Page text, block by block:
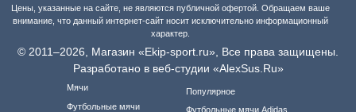
Цены, указанные на сайте, не являются публичной офертой. Обращаем ваше
внимание, что данный интернет-сайт носит исключительно информационный
характер.
© 2011–2026, Магазин «Ekip-sport.ru», Все права защищены.
Разработано в веб-студии «AlexSus.Ru»
Мячи
Футбольные мячи
Популярное
Футбольные мячи Adidas